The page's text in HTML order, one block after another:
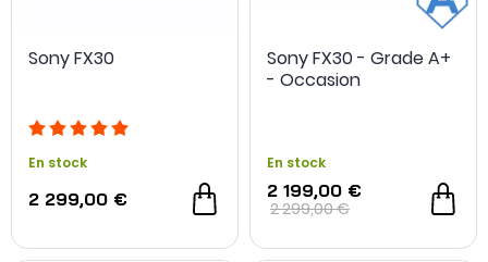
Sony FX30
En stock
2 299,00 €
Sony FX30 - Grade A+
- Occasion
En stock
2 199,00 €
2 299,00 €